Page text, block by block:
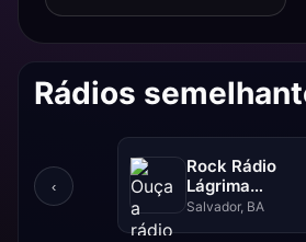
Rádios
‹
Rock Rádio
Lágrima
Psicodélica
Salvador, BA